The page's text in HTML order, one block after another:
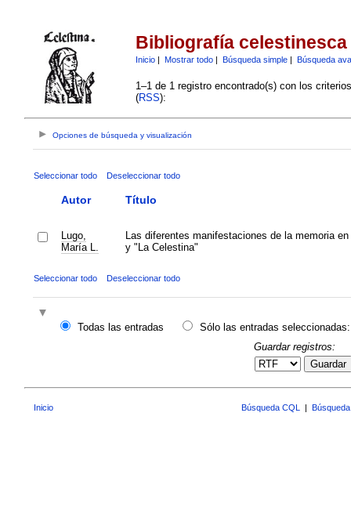
Bibliografía celestinesca
Inicio| Mostrar todo| Búsqueda simple| Búsqueda
1–1 de 1 registro encontrado(s) con los
(RSS):
Opciones de búsqueda y visualización
Seleccionar todo Deseleccionar todo
Autor Título
Lugo,
María L.
Las diferentes manifestaciones de la memoria
y "La Celestina"
Seleccionar todo Deseleccionar todo
Todas las entradas
Sólo las entradas seleccionadas:
Guardar registros:
Guardar
Inicio Búsqueda CQL